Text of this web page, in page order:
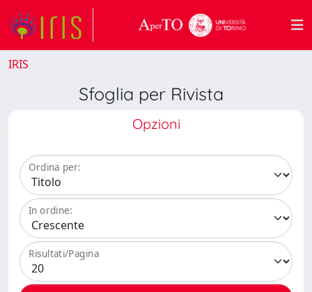
IRIS
Sfoglia per Rivista
Opzioni
Ordina per:
In ordine:
Risultati/Pagina